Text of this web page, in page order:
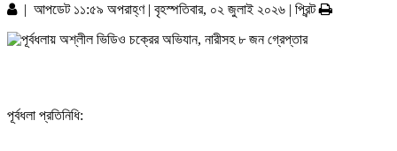
| আপডেট ১১:৫৯ অপরাহ্ণ | বৃহস্পতিবার, ০২ জুলাই ২০২৬ | প্রিন্ট
পূর্বধলা প্রতিনিধি: